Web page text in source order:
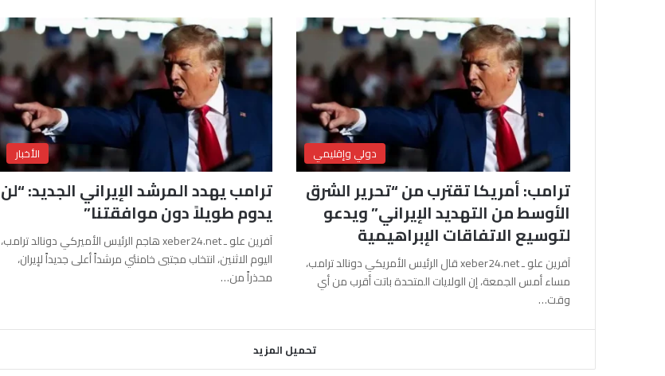
دولي وإقليمي
ترامب: أمريكا تقترب من “تحرير الشرق
الأوسط من التهديد الإيراني” ويدعو
لتوسيع الاتفاقات الإبراهيمية
آفرين علو ـ xeber24.net قال الرئيس الأمريكي دونالد ترامب،
مساء أمس الجمعة، إن الولايات المتحدة باتت أقرب من أي
وقت…
الأخبار
ترامب يهدد المرشد الإيراني الجديد: “لن
يدوم طويلاً دون موافقتنا”
آفرين علو ـ xeber24.net هاجم الرئيس الأميركي دونالد ترامب،
اليوم الاثنين، انتخاب مجتبى خامنئي مرشداً أعلى جديداً لإيران،
محذراً من…
تحميل المزيد